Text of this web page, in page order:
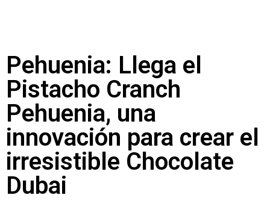
Pehuenia: Llega el
Pistacho Cranch
Pehuenia, una
innovación para crear el
irresistible Chocolate
Dubai